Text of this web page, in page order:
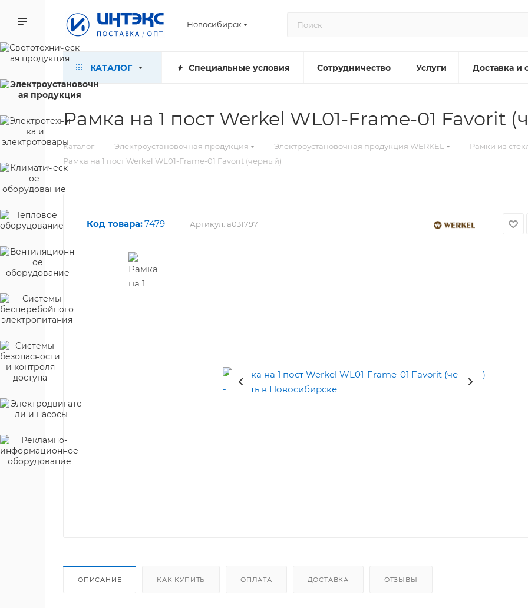
Новосибирск
КАТАЛОГ Специальные условия Сотрудничество Услуги Доставка и
Рамка на 1 пост Werkel WL01-Frame-01 Favorit
Каталог — Электроустановочная продукция — Электроустановочная продукция WERKEL — Рамки из
Рамка на 1 пост Werkel WL01-Frame-01 Favorit (черный)
Код товара:7479 Артикул: a031797
ОПИСАНИЕ КАК КУПИТЬ ОПЛАТА ДОСТАВКА ОТЗЫВЫ